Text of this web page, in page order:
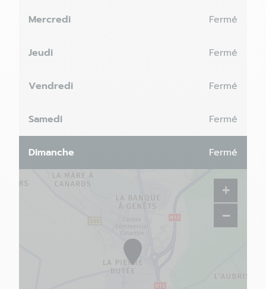
Mercredi Fermé
Jeudi Fermé
Vendredi Fermé
Samedi Fermé
Dimanche Fermé
+
−